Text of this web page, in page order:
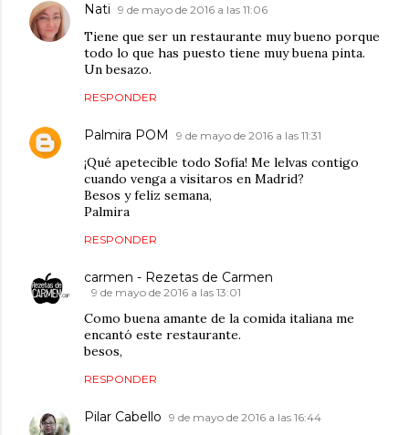
Nati 9 de mayo de 2016 a las 11:06
Tiene que ser un restaurante muy bueno porque
todo lo que has puesto tiene muy buena pinta.
Un besazo.
RESPONDER
Palmira POM 9 de mayo de 2016 a las 11:31
¡Qué apetecible todo Sofía! Me lelvas contigo
cuando venga a visitaros en Madrid?
Besos y feliz semana,
Palmira
RESPONDER
carmen - Rezetas de Carmen
9 de mayo de 2016 a las 13:01
Como buena amante de la comida italiana me
encantó este restaurante.
besos,
RESPONDER
Pilar Cabello 9 de mayo de 2016 a las 16:44